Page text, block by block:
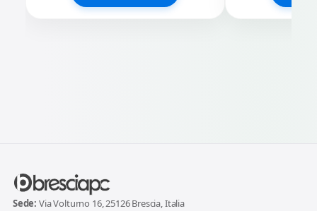
Sede: Via Volturno 16, 25126 Brescia, Italia